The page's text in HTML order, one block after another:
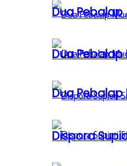
Dua Pebalap
Dispora
Dua
Dua Pebalap